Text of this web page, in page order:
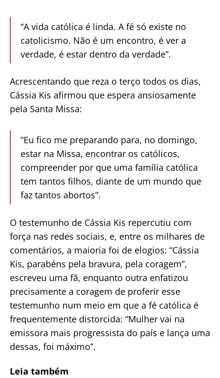
“A vida católica é linda. A fé só existe no
catolicismo. Não é um encontro, é ver a
verdade, é estar dentro da verdade”.
Acrescentando que reza o terço todos os dias,
Cássia Kis afirmou que espera ansiosamente
pela Santa Missa:
“Eu fico me preparando para, no domingo,
estar na Missa, encontrar os católicos,
compreender por que uma família católica
tem tantos filhos, diante de um mundo que
faz tantos abortos”.
O testemunho de Cássia Kis repercutiu com
força nas redes sociais, e, entre os milhares de
comentários, a maioria foi de elogios: “Cássia
Kis, parabéns pela bravura, pela coragem”,
escreveu uma fã, enquanto outra enfatizou
precisamente a coragem de proferir esse
testemunho num meio em que a fé católica é
frequentemente distorcida: “Mulher vai na
emissora mais progressista do país e lança uma
dessas, foi máximo”.
Leia também